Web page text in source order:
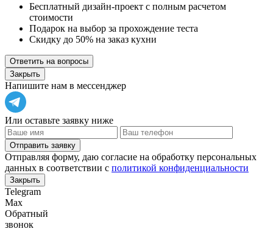
Бесплатный дизайн-проект с полным расчетом
стоимости
Подарок на выбор за прохождение теста
Скидку до 50% на заказ кухни
Ответить на вопросы
Закрыть
Напишите нам в мессенджер
Или оставьте заявку ниже
Отправить заявку
Отправляя форму, даю согласие на обработку персональных
данных в соответствии с политикой конфиденциальности
Закрыть
Telegram
Max
Обратный
звонок